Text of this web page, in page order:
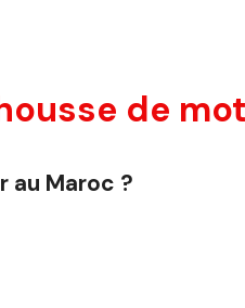
de
au Maroc ?